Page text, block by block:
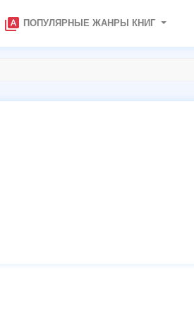
type_specimen ПОПУЛЯРНЫЕ ЖАНРЫ КНИГ